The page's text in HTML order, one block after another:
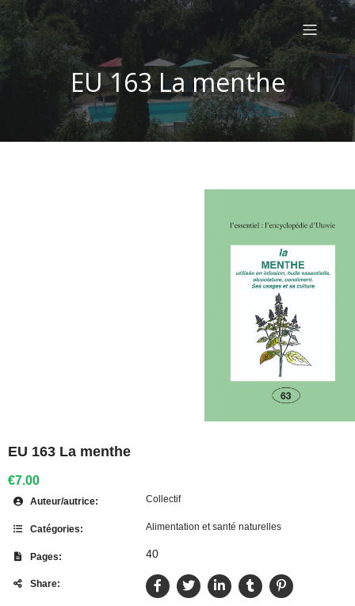
EU 163 La menthe
EU 163 La menthe
€7.00
Auteur/autrice: Collectif
Catégories: Alimentation et santé naturelles
Pages: 40
Share: